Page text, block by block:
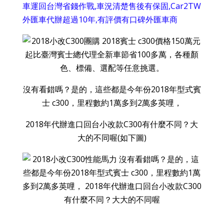
車運回台灣省錢作戰,車況清楚售後有保固,Car2TW
外匯車代辦超過10年,有評價有口碑外匯車商
沒有看錯嗎？是的，這些都是今年份2018年型式賓
士 c300，里程數約1萬多到2萬多英哩，
2018年代辦進口回台小改款C300有什麼不同？大
大的不同喔(如下圖)